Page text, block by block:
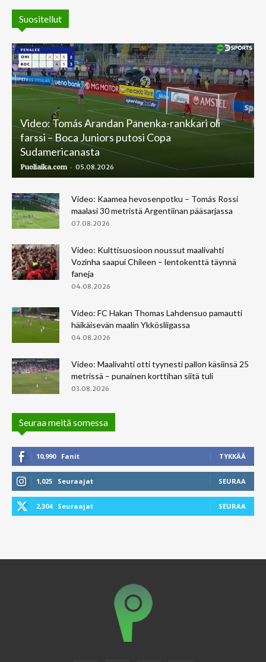
Suositellut
Video: Tomás Arandan Panenka-rankkari oli
farssi – Boca Juniors putosi Copa
Sudamericanasta
Puoliaika.com - 05.08.2026
Video: Kaamea hevosenpotku – Tomás Rossi
maalasi 30 metristä Argentiinan pääsarjassa
07.08.2026
Video: Kulttisuosioon noussut maalivahti
Vozinha saapui Chileen – lentokenttä täynnä
faneja
04.08.2026
Video: FC Hakan Thomas Lahdensuo pamautti
häikäisevän maalin Ykkösliigassa
04.08.2026
Video: Maalivahti otti tyynesti pallon käsiinsä 25
metrissä – punainen korttihan siitä tuli
03.08.2026
Seuraa meitä somessa
10,990 Fanit TYKKÄÄ
1,025 Seuraajat SEURAA
2,304 Seuraajat SEURAA